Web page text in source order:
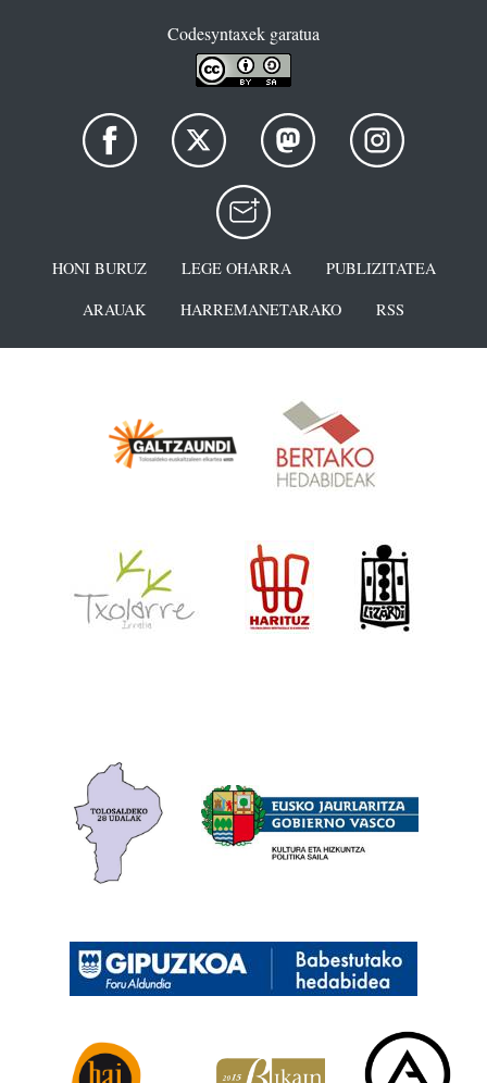
Codesyntaxek garatua
HONI BURUZ LEGE OHARRA
PUBLIZITATEA
ARAUAK
HARREMANETARAKO RSS